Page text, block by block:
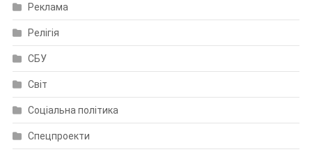
Реклама
Релігія
СБУ
Світ
Соціальна політика
Спецпроекти